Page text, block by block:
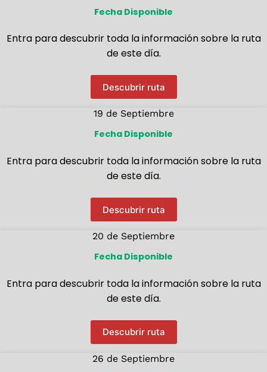
Fecha Disponible
Entra para descubrir toda la información sobre la ruta
de este día.
Descubrir ruta
19 de Septiembre
Fecha Disponible
Entra para descubrir toda la información sobre la ruta
de este día.
Descubrir ruta
20 de Septiembre
Fecha Disponible
Entra para descubrir toda la información sobre la ruta
de este día.
Descubrir ruta
26 de Septiembre